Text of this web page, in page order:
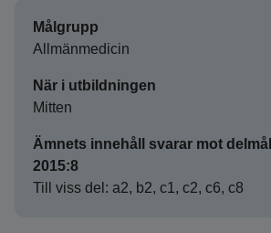
Målgrupp
Allmänmedicin
När i utbildningen
Mitten
Ämnets innehåll svarar mot
2015:8
Till viss del: a2, b2, c1, c2, c6, c8